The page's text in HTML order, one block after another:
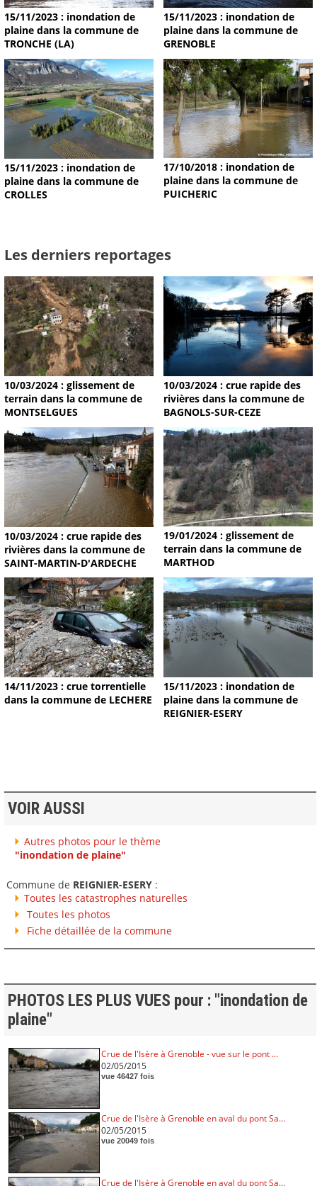
15/11/2023 : inondation de
plaine dans la commune de
TRONCHE (LA)
15/11/2023 : inondation de
plaine dans la commune de
GRENOBLE
15/11/2023 : inondation de
plaine dans la commune de
CROLLES
17/10/2018 : inondation de
plaine dans la commune de
PUICHERIC
Les derniers reportages
10/03/2024 : glissement de
terrain dans la commune de
MONTSELGUES
10/03/2024 : crue rapide des
rivières dans la commune de
BAGNOLS-SUR-CEZE
10/03/2024 : crue rapide des
rivières dans la commune de
SAINT-MARTIN-D'ARDECHE
19/01/2024 : glissement de
terrain dans la commune de
MARTHOD
14/11/2023 : crue torrentielle
dans la commune de LECHERE
15/11/2023 : inondation de
plaine dans la commune de
REIGNIER-ESERY
VOIR AUSSI
Autres photos pour le thème
"inondation de plaine"
Commune de REIGNIER-ESERY:
Toutes les catastrophes naturelles
Toutes les photos
Fiche détaillée de la commune
PHOTOS LES PLUS VUES pour : "inondation de
plaine"
Crue de l'Isère à Grenoble - vue sur le pont ...
02/05/2015
vue 46427 fois
Crue de l'Isère à Grenoble en aval du pont Sa...
02/05/2015
vue 20049 fois
Crue de l'Isère à Grenoble en aval du pont Sa...